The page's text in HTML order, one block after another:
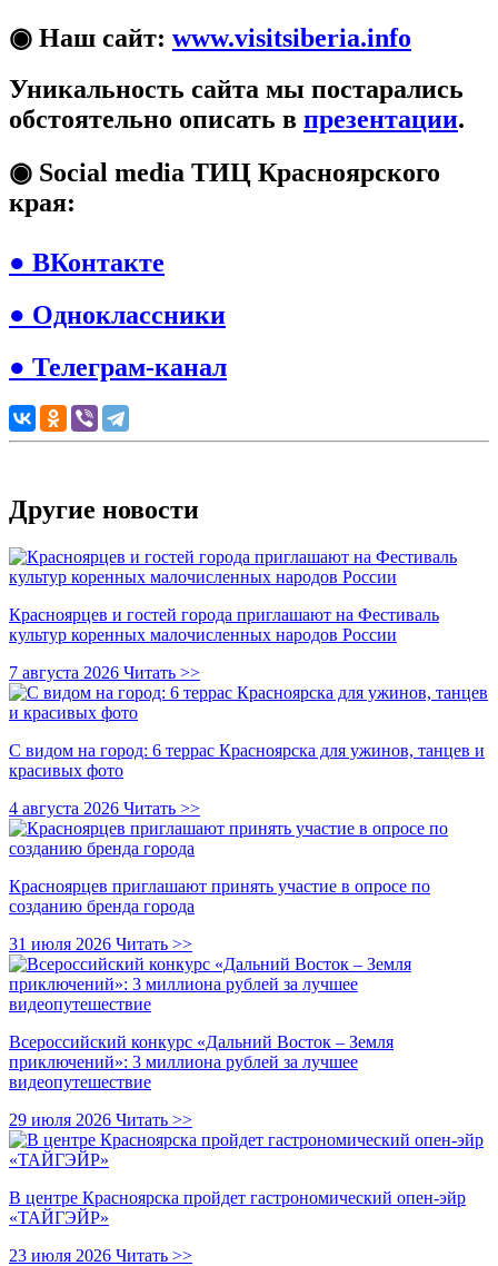
◉ Наш сайт: www.visitsiberia.info
Уникальность сайта мы постарались
обстоятельно описать в презентации.
◉ Social media ТИЦ Красноярского
края:
● ВКонтакте
● Одноклассники
● Телеграм-канал
Другие новости
Красноярцев и гостей города приглашают на Фестиваль
культур коренных малочисленных народов России
7 августа 2026 Читать >>
С видом на город: 6 террас Красноярска для ужинов, танцев и
красивых фото
4 августа 2026 Читать >>
Красноярцев приглашают принять участие в опросе по
созданию бренда города
31 июля 2026 Читать >>
Всероссийский конкурс «Дальний Восток – Земля
приключений»: 3 миллиона рублей за лучшее
видеопутешествие
29 июля 2026 Читать >>
В центре Красноярска пройдет гастрономический опен-эйр
«ТАЙГЭЙР»
23 июля 2026 Читать >>